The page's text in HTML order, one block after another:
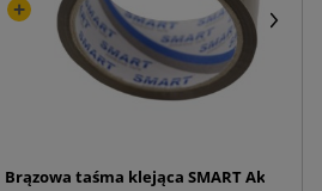
Brązowa taśma klejąca SMART Akryl 48/